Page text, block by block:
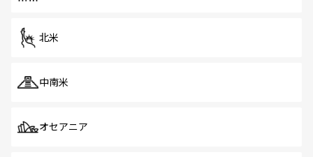
北米
中南米
オセアニア